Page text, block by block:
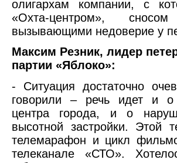
олигархам компании, с
«Охта-центром»,
вызывающими недоверие у
Максим Резник, лидер
партии «Яблоко»:
- Ситуация достаточно
говорили – речь идет и о
центра города, и о
высотной застройки.
телемарафон и цикл
телеканале «СТО».